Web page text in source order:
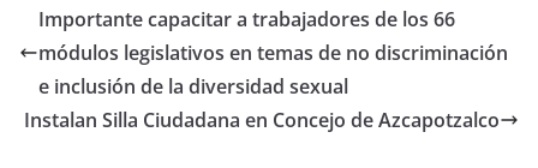
Importante capacitar a trabajadores de los 66
módulos legislativos en temas de no discriminación
e inclusión de la diversidad sexual
Instalan Silla Ciudadana en Concejo de Azcapotzalco